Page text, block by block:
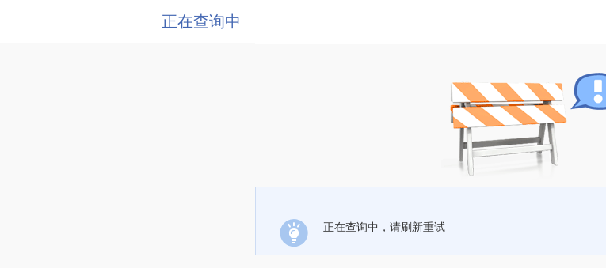
正在查询中
正在查询中，请刷新重试